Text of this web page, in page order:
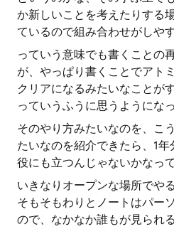
か新しいことを考えたりする
ているので組み合わせがしや
っていう意味でも書くことの
が、やっぱり書くことでアト
クリアになるみたいなことが
っていうふうに思うようにな
そのやり方みたいなのを、こ
たいなのを紹介できたら、1
役にも立つんじゃないかなっ
いきなりオープンな場所でや
そもそもわりとノートはパー
ので、なかなか誰もが見られ